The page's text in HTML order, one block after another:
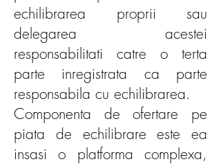
echilibrarea proprii sau
delegarea acestei
responsabilitati catre o terta
parte inregistrata ca parte
responsabila cu echilibrarea.
Componenta de ofertare pe
piata de echilibrare este ea
insasi o platforma complexa,